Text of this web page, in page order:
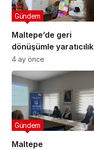
Maltepe’de geri
dönüşümle yaratıcılık
buluştu
Gündem
4 ay önce
Maltepe
Gündem